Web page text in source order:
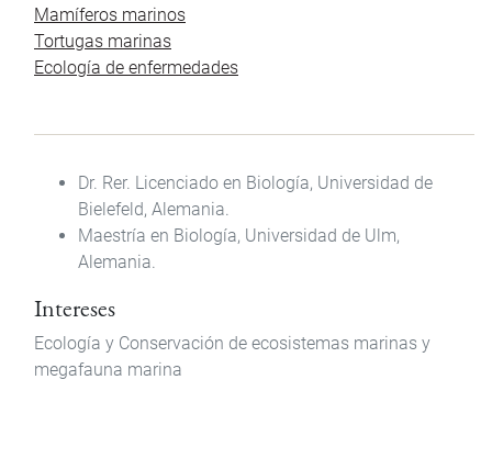
Mamíferos marinos
Tortugas marinas
Ecología de enfermedades
Dr. Rer. Licenciado en Biología, Universidad de
Bielefeld, Alemania.
Maestría en Biología, Universidad de Ulm,
Alemania.
Intereses
Ecología y Conservación de ecosistemas marinas y
megafauna marina